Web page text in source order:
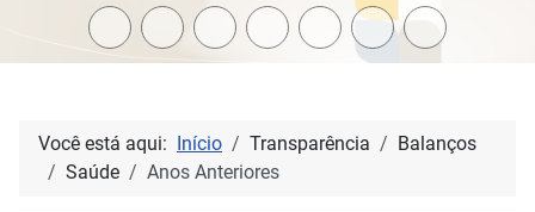
Você está aqui: Início Transparência
Balanços
Saúde
Anos Anteriores